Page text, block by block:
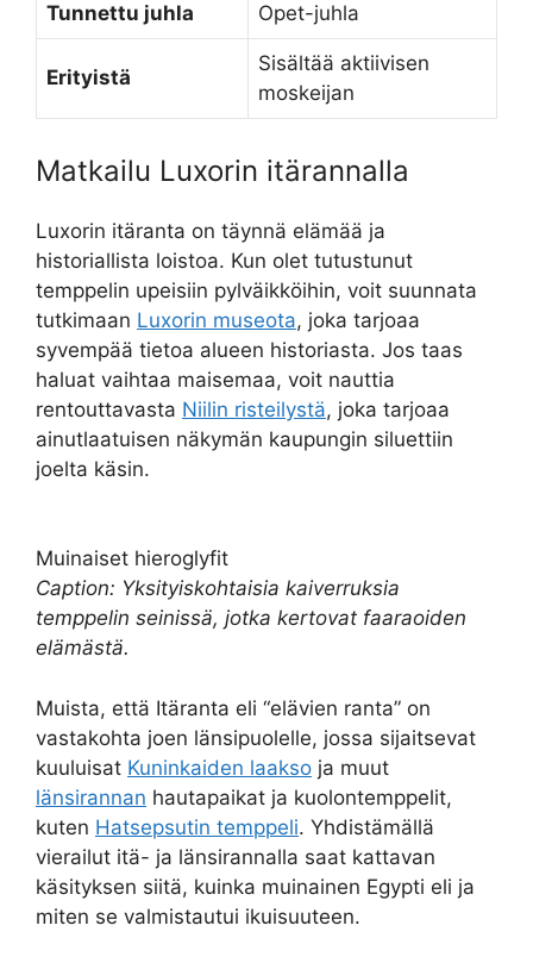
Tunnettu juhla Opet-juhla
Erityistä
Sisältää aktiivisen
moskeijan
Matkailu Luxorin itärannalla
Luxorin itäranta on täynnä elämää ja
historiallista loistoa. Kun olet tutustunut
temppelin upeisiin pylväikköihin, voit suunnata
tutkimaan Luxorin museota, joka tarjoaa
syvempää tietoa alueen historiasta. Jos taas
haluat vaihtaa maisemaa, voit nauttia
rentouttavasta Niilin risteilystä, joka tarjoaa
ainutlaatuisen näkymän kaupungin siluettiin
joelta käsin.
Muinaiset hieroglyfit
Caption: Yksityiskohtaisia kaiverruksia
temppelin seinissä, jotka kertovat faaraoiden
elämästä.
Muista, että Itäranta eli “elävien ranta” on
vastakohta joen länsipuolelle, jossa sijaitsevat
kuuluisat Kuninkaiden laakso ja muut
länsirannan hautapaikat ja kuolontemppelit,
kuten Hatsepsutin temppeli. Yhdistämällä
vierailut itä- ja länsirannalla saat kattavan
käsityksen siitä, kuinka muinainen Egypti eli ja
miten se valmistautui ikuisuuteen.